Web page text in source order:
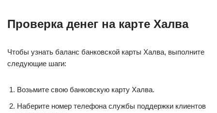
Проверка денег на карте Халва
Чтобы узнать баланс банковской карты Халва, выполните
следующие шаги:
Возьмите свою банковскую карту Халва.
Наберите номер телефона службы поддержки клиентов